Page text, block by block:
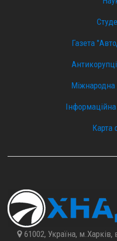
Газета
Міжнародна
Інформаційна
Карта
61002, Україна,